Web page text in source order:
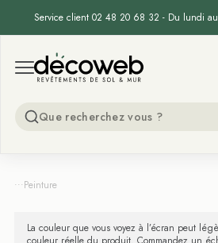
Service client 02 48 20 68 32 - Du lundi
Open menu
Decoweb
...Peinture
La couleur que vous voyez à l’écran peut